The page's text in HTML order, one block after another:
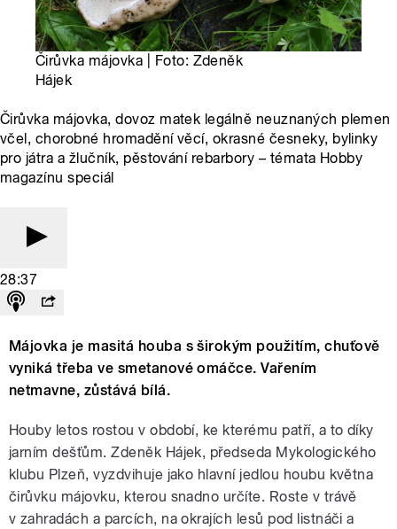
Čirůvka májovka | Foto: Zdeněk
Hájek
Čirůvka májovka, dovoz matek legálně neuznaných plemen
včel, chorobné hromadění věcí, okrasné česneky, bylinky
pro játra a žlučník, pěstování rebarbory – témata Hobby
magazínu speciál
28:37
Májovka je masitá houba s širokým použitím, chuťově
vyniká třeba ve smetanové omáčce. Vařením
netmavne, zůstává bílá.
Houby letos rostou v období, ke kterému patří, a to díky
jarním dešťům. Zdeněk Hájek, předseda Mykologického
klubu Plzeň, vyzdvihuje jako hlavní jedlou houbu května
čirůvku májovku, kterou snadno určíte. Roste v trávě
v zahradách a parcích, na okrajích lesů pod listnáči a